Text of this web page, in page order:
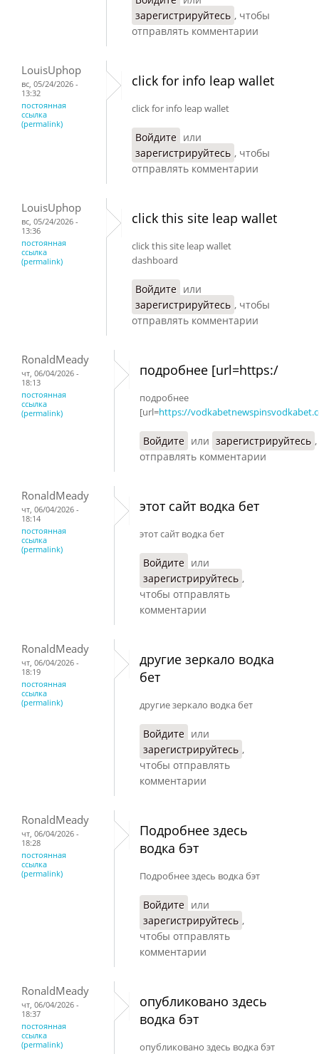
зарегистрируйтесь , чтобы
отправлять комментарии
LouisUphop
вс, 05/24/2026 -
13:32
постоянная
ссылка
(permalink)
click for info leap wallet
click for info leap wallet
Войдите или
зарегистрируйтесь , чтобы
отправлять комментарии
LouisUphop
вс, 05/24/2026 -
13:36
постоянная
ссылка
(permalink)
click this site leap wallet
click this site leap wallet
dashboard
Войдите или
зарегистрируйтесь , чтобы
отправлять комментарии
RonaldMeady
чт, 06/04/2026 -
18:13
постоянная
ссылка
(permalink)
подробнее [url=https:/
подробнее
[url=https://
Войдите или зарегистрируйтесь
отправлять комментарии
RonaldMeady
чт, 06/04/2026 -
18:14
постоянная
ссылка
(permalink)
этот сайт водка бет
этот сайт водка бет
Войдите или
зарегистрируйтесь ,
чтобы отправлять
комментарии
RonaldMeady
чт, 06/04/2026 -
18:19
постоянная
ссылка
(permalink)
другие зеркало водка
бет
другие зеркало водка бет
Войдите или
зарегистрируйтесь ,
чтобы отправлять
комментарии
RonaldMeady
чт, 06/04/2026 -
18:28
постоянная
ссылка
(permalink)
Подробнее здесь
водка бэт
Подробнее здесь водка бэт
Войдите или
зарегистрируйтесь ,
чтобы отправлять
комментарии
RonaldMeady
чт, 06/04/2026 -
18:37
постоянная
ссылка
(permalink)
опубликовано здесь
водка бэт
опубликовано здесь водка бэт